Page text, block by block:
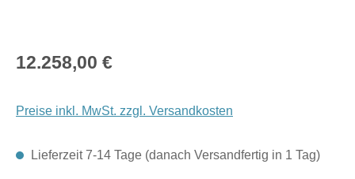
Regulärer Preis:
12.258,00 €
Preise inkl. MwSt. zzgl. Versandkosten
Lieferzeit 7-14 Tage (danach Versandfertig in 1 Tag)